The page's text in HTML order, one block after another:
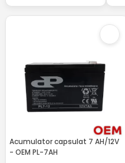
Acumulator capsulat 7 AH/12V
- OEM PL-7AH